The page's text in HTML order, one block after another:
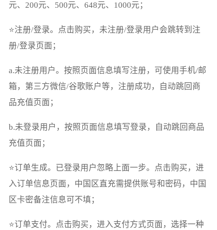
元、200元、500元、648元、1000元；
⭐注册/登录。点击购买，未注册/登录用户会跳转到注
册/登录页面；
a.未注册用户。按照页面信息填写注册，可使用手机/邮
箱，第三方微信/谷歌账户等，注册成功，自动跳回商
品充值页面；
b.未登录用户，按照页面信息填写登录，自动跳回商品
充值页面；
⭐订单生成。已登录用户忽略上面一步。点击购买，进
入订单信息页面，中国区直充需提供账号和密码，中国
区卡密备注信息可不填；
⭐订单支付。点击购买，进入支付方式页面，选择一种